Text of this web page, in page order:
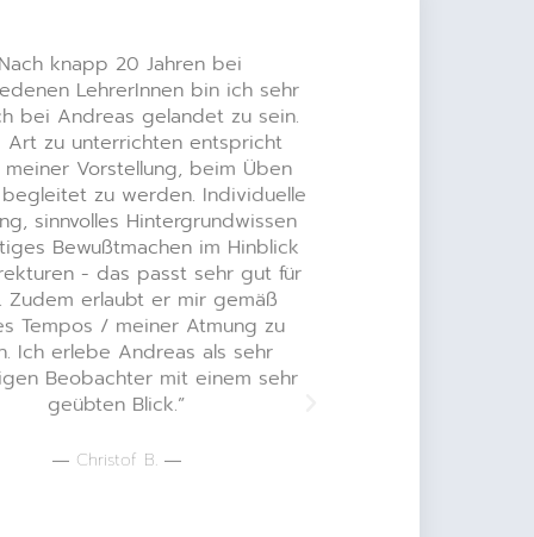
knapp 20 Jahren bei
LehrerInnen bin ich sehr
bei Andreas gelandet zu sein.
Art zu unterrichten entspricht
Vorstellung, beim Üben
zu werden. Individuelle
sinnvolles Hintergrundwissen
Bewußtmachen im Hinblick
- das passt sehr gut für
Zudem erlaubt er mir gemäß
Tempos / meiner Atmung zu
Ich erlebe Andreas als sehr
Beobachter mit einem sehr
geübten Blick.”
― Christof B. ―